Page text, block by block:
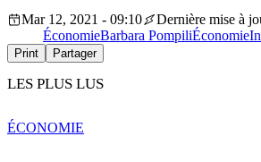
Mar 12, 2021 - 09:10
Dernière mise à
ÉconomieBarbara PompiliÉconomie
Print Partager
LES PLUS LUS
ÉCONOMIE